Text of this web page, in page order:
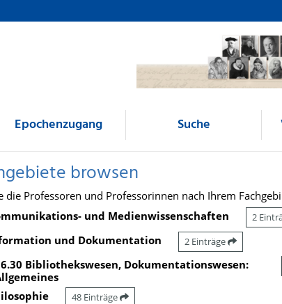
Epochenzugang Suche
browsen
die Professoren und Professorinnen nach Ihrem
und Medienwissenschaften
2
und Dokumentation 2 Einträge
Bibliothekswesen, Dokumentationswesen:
48 Einträge